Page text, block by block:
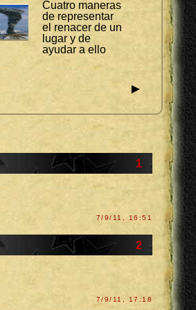
Cuatro maneras
de representar
el renacer de un
lugar y de
ayudar a ello
►
1
7/9/11, 16:51
2
7/9/11, 17:18